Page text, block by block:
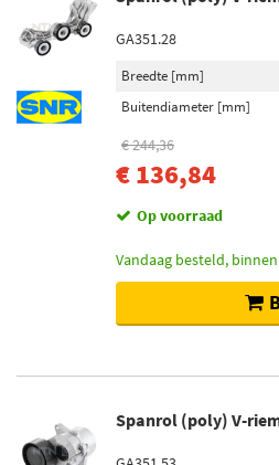
GA351.28
Breedte [mm]
Buitendiameter [mm]
€ 244,36
€ 136,84
Op voorraad
Vandaag besteld,
Spanrol (poly) V-